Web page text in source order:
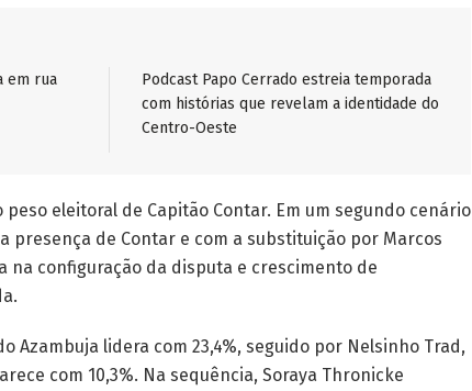
em rua
Podcast Papo Cerrado estreia temporada
com histórias que revelam a identidade do
Centro-Oeste
eleitoral de Capitão Contar. Em um segundo cenário
presença de Contar e com a substituição por Marcos
na configuração da disputa e crescimento de
Azambuja lidera com 23,4%, seguido por Nelsinho Trad,
com 10,3%. Na sequência, Soraya Thronicke